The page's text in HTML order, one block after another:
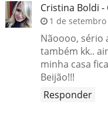
Cristina Boldi -
1 de
Nãoooo, sério
também kk..
minha casa
Beijão!!!
Responder